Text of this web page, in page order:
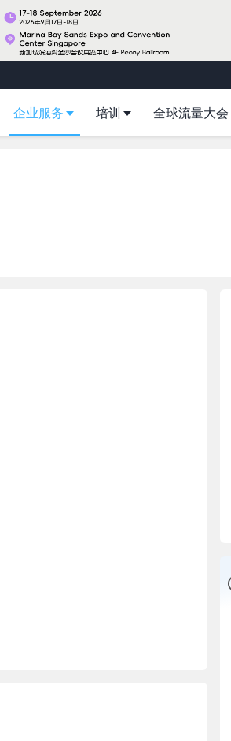
企业服务 培训 全球流量大会